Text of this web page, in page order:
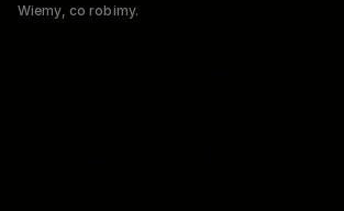
Wiemy, co robimy.